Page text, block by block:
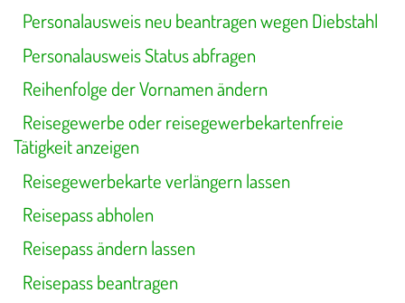
Personalausweis neu beantragen wegen Diebstahl
Personalausweis Status abfragen
Reihenfolge der Vornamen ändern
Reisegewerbe oder reisegewerbekartenfreie
Tätigkeit anzeigen
Reisegewerbekarte verlängern lassen
Reisepass abholen
Reisepass ändern lassen
Reisepass beantragen